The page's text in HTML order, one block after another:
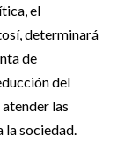
el
determinará
de
del
las
la sociedad.